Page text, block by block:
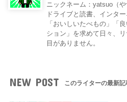
ニックネーム：yatsuo（
ドライブと読書、インタ
「おいしいたべもの」「
ション」を求めて日々、
目がありません。
NEW POST このライターの最新記